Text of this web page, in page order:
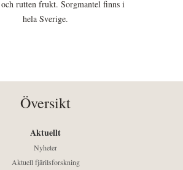
och rutten frukt. Sorgmantel finns i
hela Sverige.
Översikt
Aktuellt
Nyheter
Aktuell fjärilsforskning